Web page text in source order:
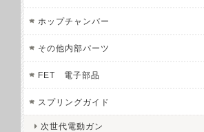
ホップチャンバー
その他内部パーツ
FET 電子部品
スプリングガイド
次世代電動ガン